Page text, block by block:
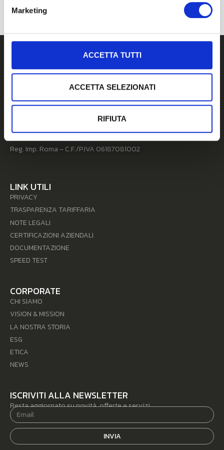
Marketing
ACCETTA TUTTI
ACCETTA SELEZIONATI
RIFIUTA
Unidata S.p.A. Società Benefit
00148 Roma – Viale A. G. Eiffel, 100 Commercity M26
Reg. Imp. Roma – C.F./P.IVA 06187081002
LINK UTILI
PRIVACY
TRASPARENZA TARIFFARIA
NOTE LEGALI
CERTIFICAZIONI AZIENDALI
DOCUMENTAZIONE
SPEED TEST
CORPORATE
CHI SIAMO
VISION & MISSION
LA NOSTRA STORIA
ESG
ETICA
NEWS
ISCRIVITI ALLA NEWSLETTER
Resta aggiornato su novità, offerte e servizi.
INVIA